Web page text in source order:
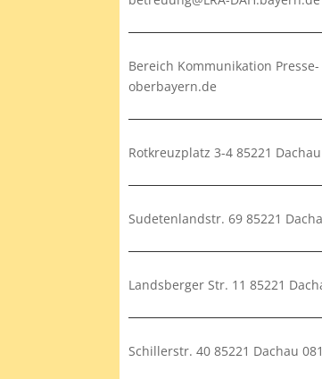
Bereich Kommunikation
oberbayern.de
Rotkreuzplatz 3-4 85221
Sudetenlandstr. 69 85221
Landsberger Str. 11 85221
Schillerstr. 40 85221 Dachau